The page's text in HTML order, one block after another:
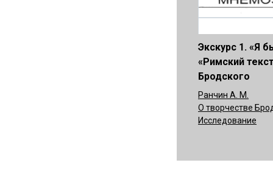
Экскурс 1. «Я
«Римский
Бродского
Ранчин А. М.
О творчестве
Исследование